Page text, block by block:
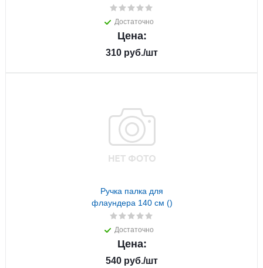
Достаточно
Цена:
310 руб./шт
Ручка палка для
флаундера 140 см ()
Достаточно
Цена:
540 руб./шт